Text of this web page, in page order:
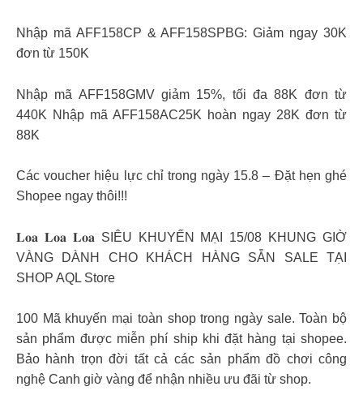
Nhập mã AFF158CP & AFF158SPBG: Giảm ngay 30K
đơn từ 150K
Nhập mã AFF158GMV giảm 15%, tối đa 88K đơn từ
440K Nhập mã AFF158AC25K hoàn ngay 28K đơn từ
88K
Các voucher hiệu lực chỉ trong ngày 15.8 – Đặt hẹn ghé
Shopee ngay thôi!!!
𝐋𝐨𝐚 𝐋𝐨𝐚 𝐋𝐨𝐚 SIÊU KHUYẾN MẠI 15/08 KHUNG GIỜ
VÀNG DÀNH CHO KHÁCH HÀNG SẴN SALE TẠI
SHOP AQL Store
100 Mã khuyến mại toàn shop trong ngày sale. Toàn bộ
sản phẩm được miễn phí ship khi đặt hàng tại shopee.
Bảo hành trọn đời tất cả các sản phẩm đồ chơi công
nghệ Canh giờ vàng để nhận nhiều ưu đãi từ shop.